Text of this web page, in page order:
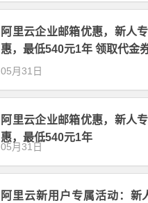
阿里云企业邮箱优惠，新人
惠，最低540元1年 领取代金
05月31日
阿里云企业邮箱优惠，新人
惠，最低540元1年
05月31日
阿里云新用户专属活动：新